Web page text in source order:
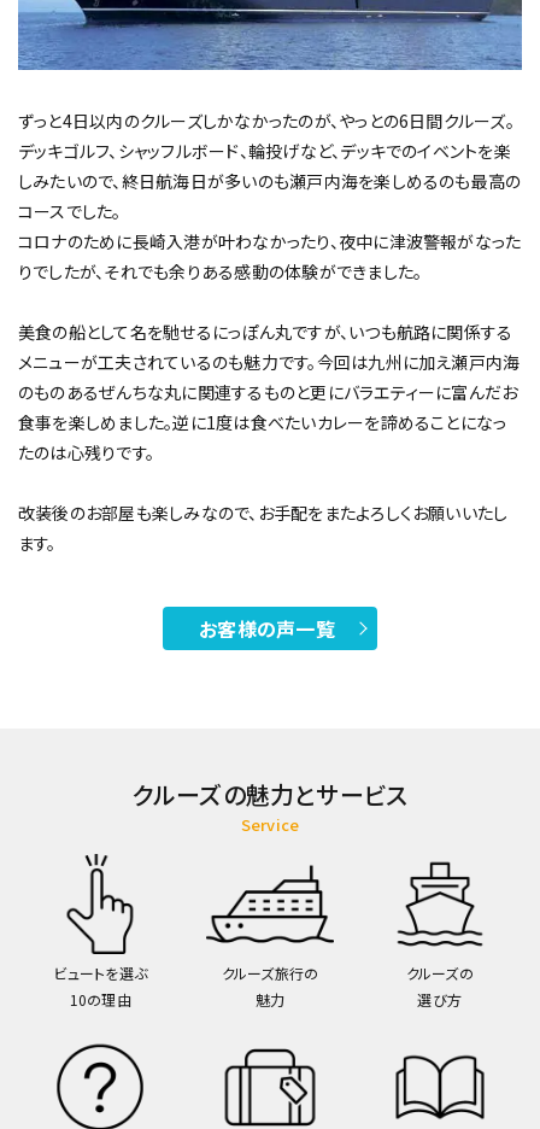
ずっと4日以内のクルーズしかなかったのが、やっとの6日間クルーズ。
デッキゴルフ、シャッフルボード、輪投げなど、デッキでのイベントを楽
しみたいので、終日航海日が多いのも瀬戸内海を楽しめるのも最高の
コースでした。
コロナのために長崎入港が叶わなかったり、夜中に津波警報がなった
りでしたが、それでも余りある感動の体験ができました。
美食の船として名を馳せるにっぽん丸ですが、いつも航路に関係する
メニューが工夫されているのも魅力です。今回は九州に加え瀬戸内海
のものあるぜんちな丸に関連するものと更にバラエティーに富んだお
食事を楽しめました。逆に1度は食べたいカレーを諦めることになっ
たのは心残りです。
改装後のお部屋も楽しみなので、お手配をまたよろしくお願いいたし
ます。
お客様の声一覧
クルーズの魅力とサービス
Service
ビュートを選ぶ
10の理由
クルーズ旅行の
魅力
クルーズの
選び方